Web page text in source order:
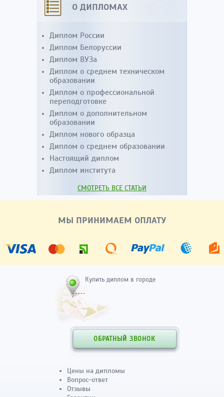
О ДИПЛОМАХ
Диплом России
Диплом Белоруссии
Диплом ВУЗа
Диплом о среднем техническом
образовании
Диплом о профессиональной
переподготовке
Диплом о дополнительном
образовании
Диплом нового образца
Диплом о среднем образовании
Настоящий диплом
Диплом института
СМОТРЕТЬ ВСЕ СТАТЬИ
МЫ ПРИНИМАЕМ ОПЛАТУ
Купить диплом в городе
ОБРАТНЫЙ ЗВОНОК
Цены на дипломы
Вопрос-ответ
Отзывы